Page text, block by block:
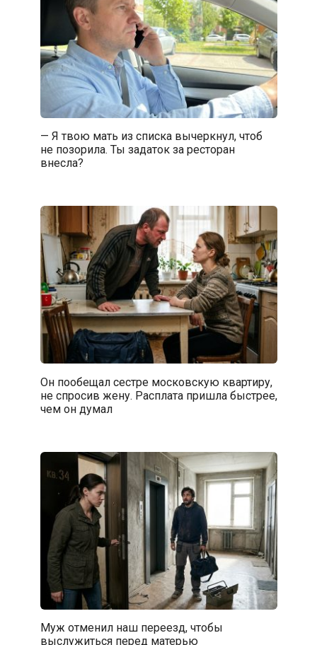
— Я твою мать из списка вычеркнул, чтоб
не позорила. Ты задаток за ресторан
внесла?
Он пообещал сестре московскую квартиру,
не спросив жену. Расплата пришла быстрее,
чем он думал
Муж отменил наш переезд, чтобы
выслужиться перед матерью